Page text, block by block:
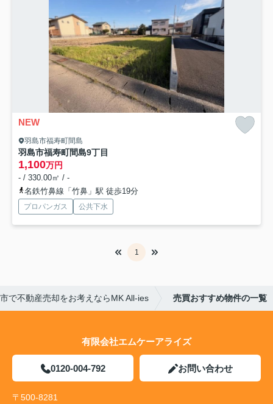
NEW
羽島市福寿町間島
羽島市福寿町間島9丁目
1,100万円
- / 330.00㎡ / -
名鉄竹鼻線「竹鼻」駅 徒歩19分
プロパンガス 公共下水
1
で不動産売却をお考えならMK All-ies 売買おすすめ物件の一覧
有限会社エムケーアライズ
0120-004-792 お問い合わせ
〒500-8281